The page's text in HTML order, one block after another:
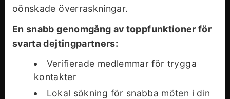
oönskade överraskningar.
En snabb genomgång av toppfunktioner för
svarta dejtingpartners:
Verifierade medlemmar för trygga
kontakter
Lokal sökning för snabba möten i din